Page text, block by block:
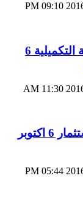
09:10 PM
مطلوب للشراء قطعة ارض بالقرعة التكميلية 6
11:30 AM
شركة مصر للتسويق العقارى والاستثمار 6 اكتوبر
05:44 PM